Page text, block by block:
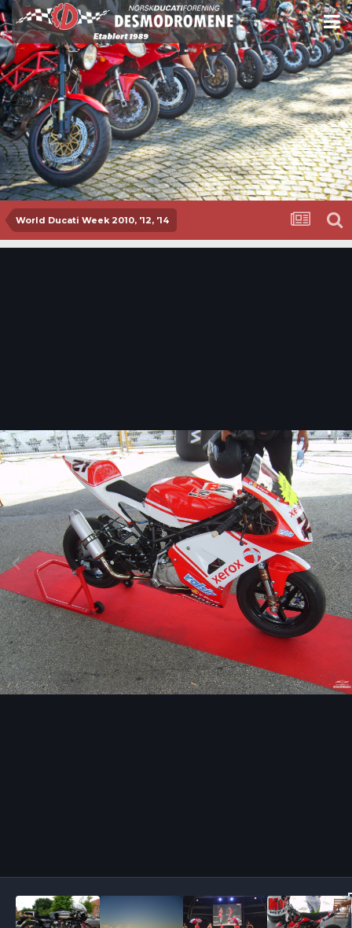
World Ducati Week 2010, '12, '14